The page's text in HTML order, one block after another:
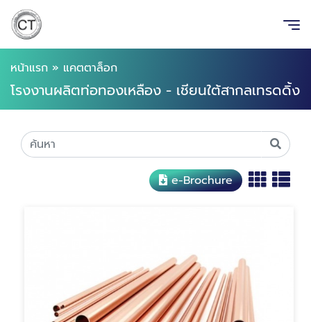
หน้าแรก » แคตตาล็อก
โรงงานผลิตท่อทองเหลือง - เชียนใต้สากลเทรดดิ้ง
e-Brochure